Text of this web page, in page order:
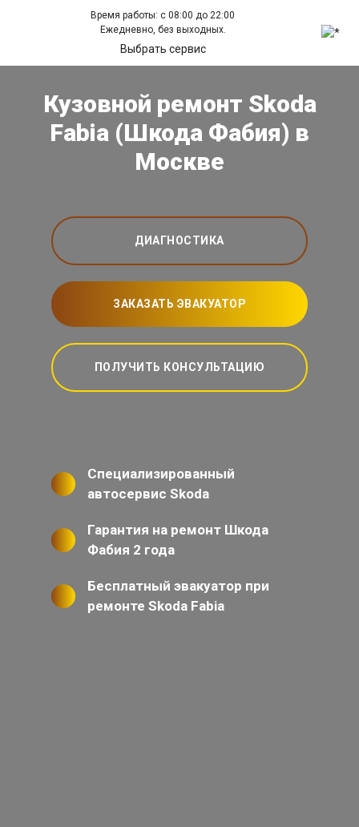
Время работы: с 08:00 до 22:00
Ежедневно, без выходных.
Выбрать сервис
Кузовной ремонт Skoda
Fabia (Шкода Фабия) в
Москве
ДИАГНОСТИКА
ЗАКАЗАТЬ ЭВАКУАТОР
ПОЛУЧИТЬ КОНСУЛЬТАЦИЮ
Специализированный
автосервис Skoda
Гарантия на ремонт Шкода
Фабия 2 года
Бесплатный эвакуатор при
ремонте Skoda Fabia